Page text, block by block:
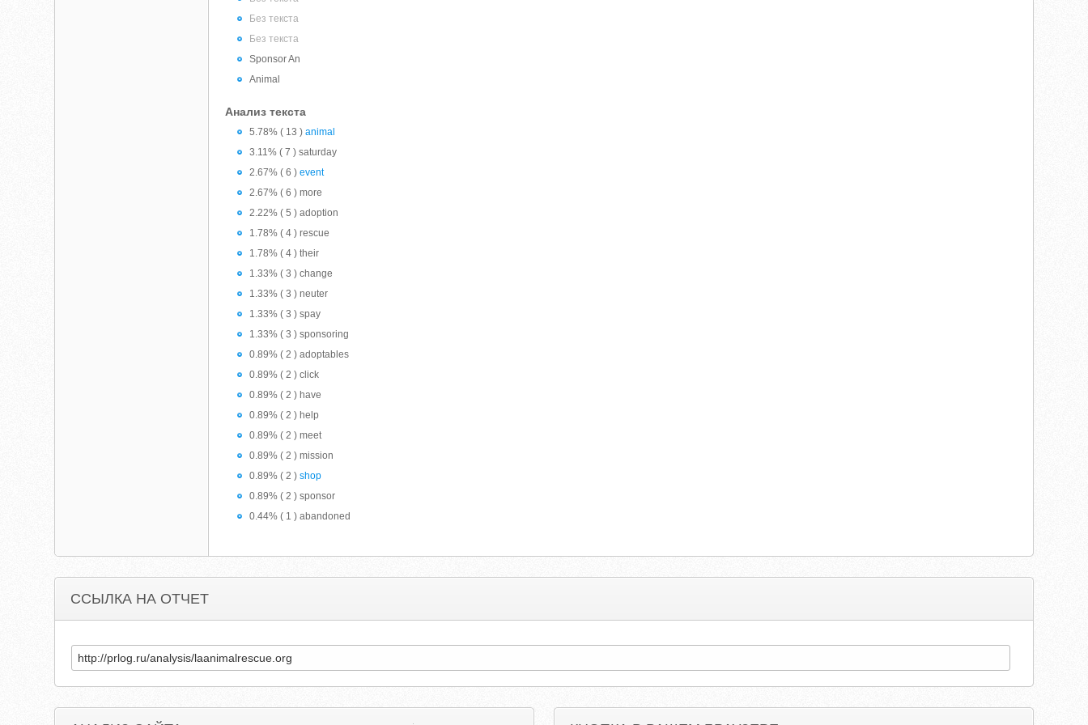
Без текста
Без текста
Sponsor An
Animal
Анализ текста
5.78% ( 13 )animal
3.11% ( 7 ) saturday
2.67% ( 6 )event
2.67% ( 6 ) more
2.22% ( 5 ) adoption
1.78% ( 4 ) rescue
1.78% ( 4 ) their
1.33% ( 3 ) change
1.33% ( 3 ) neuter
1.33% ( 3 ) spay
1.33% ( 3 ) sponsoring
0.89% ( 2 ) adoptables
0.89% ( 2 ) click
0.89% ( 2 ) have
0.89% ( 2 ) help
0.89% ( 2 ) meet
0.89% ( 2 ) mission
0.89% ( 2 )shop
0.89% ( 2 ) sponsor
0.44% ( 1 ) abandoned
ССЫЛКА НА ОТЧЕТ